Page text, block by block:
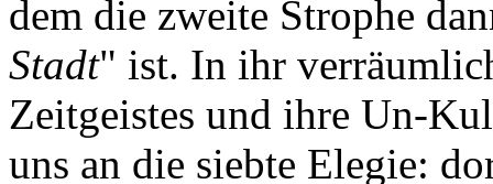
dem die zweite Strophe
Stadt" ist. In ihr
Zeitgeistes und ihre Un-
uns an die siebte Elegie: